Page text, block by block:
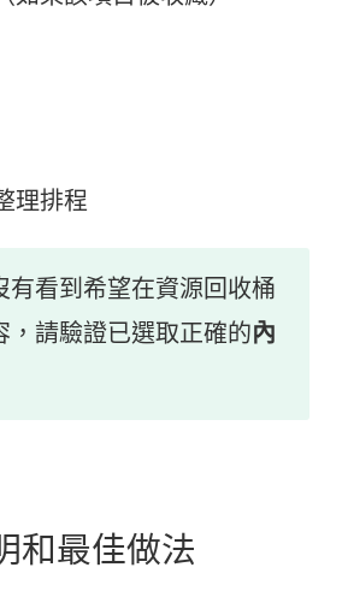
理排程
有看到希望在資源回收桶
，請驗證已選取正確的內
和最佳做法